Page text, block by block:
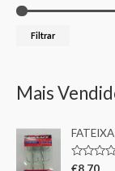
Filtrar
Mais
A
€8,70